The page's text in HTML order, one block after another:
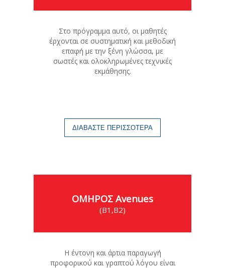
Στο πρόγραμμα αυτό, οι μαθητές
έρχονται σε συστηματική και μεθοδική
επαφή με την ξένη γλώσσα, με
σωστές και ολοκληρωμένες τεχνικές
εκμάθησης.
ΔΙΑΒΑΣΤΕ ΠΕΡΙΣΣΟΤΕΡΑ
ΟΜΗΡΟΣ Avenues
(Β1,Β2)
Η έντονη και άρτια παραγωγή
προφορικού και γραπτού λόγου είναι